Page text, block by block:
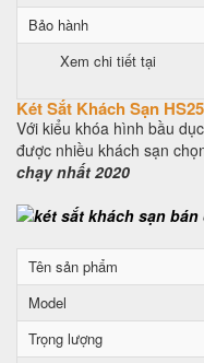
Bảo hành
Xem chi tiết tại
Két Sắt Khách Sạn
Với kiểu khóa hình bầu
được nhiều khách sạn
chạy nhất 2020
Tên sản phẩm
Model
Trọng lượng